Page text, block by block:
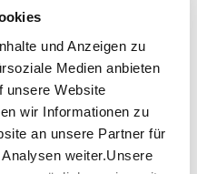
und Anzeigen zu
Medien anbieten
unsere Website
wir Informationen zu
an unsere Partner für
weiter.Unsere
der
absurd oder einfach
ist für jeden